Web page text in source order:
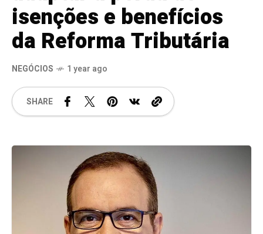
isenções e benefícios
da Reforma Tributária
NEGÓCIOS 1 year ago
SHARE